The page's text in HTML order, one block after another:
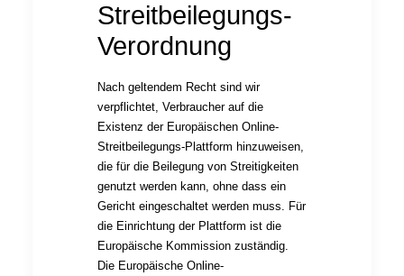
Streitbeilegungs-
Verordnung
Nach geltendem Recht sind wir
verpflichtet, Verbraucher auf die
Existenz der Europäischen Online-
Streitbeilegungs-Plattform hinzuweisen,
die für die Beilegung von Streitigkeiten
genutzt werden kann, ohne dass ein
Gericht eingeschaltet werden muss. Für
die Einrichtung der Plattform ist die
Europäische Kommission zuständig.
Die Europäische Online-